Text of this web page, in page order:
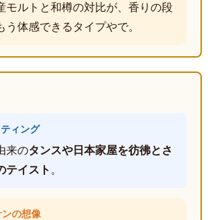
モルトと和樽の対比が、香りの段
う体感できるタイプやで。
ィング
来のタンスや日本家屋を彷彿とさ
テイスト 。
ンの想像